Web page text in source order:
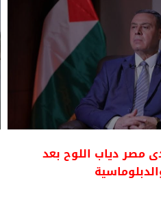
مصر دياب اللوح بعد